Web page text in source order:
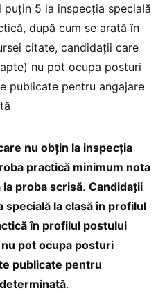
5 la inspecţia specială
după cum se arată în
citate, candidații care
nu pot ocupa posturi
publicate pentru angajare
nu obţin la inspecţia
practică minimum nota
proba scrisă. Candidaţii
specială la clasă în profilul
în profilul postului
pot ocupa posturi
publicate pentru
.